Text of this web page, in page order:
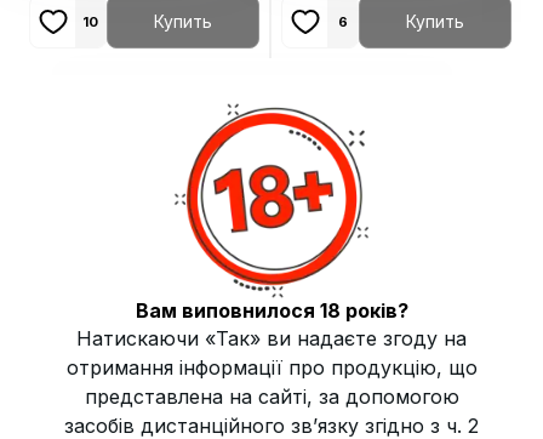
10 Купить 6 Купить
Чаши Karma для кальянов
Что такое Чаша Karma для кальяна?
Чаша Karma — это высококачественный аксессуар для
кальяна, изготовленный из глины, обеспечивающий
равномерный прогрев табака и насыщенный вкус при
курении. Каждая чаша создается вручную, что
гарантирует её уникальный дизайн и высокое качество.
Преимущества Чаш Karma
Чаши Karma обладают рядом преимуществ, выделяющих
Вам виповнилося 18 років?
Натискаючи «Так» ви надаєте згоду на
отримання інформації про продукцію, що
представлена на сайті, за допомогою
засобів дистанційного зв’язку згідно з ч. 2